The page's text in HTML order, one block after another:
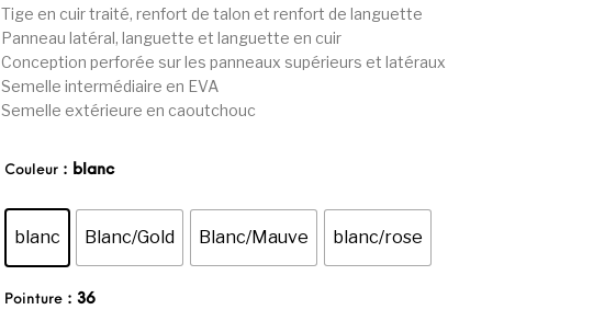
Tige en cuir traité, renfort de talon et renfort de languette
Panneau latéral, languette et languette en cuir
Conception perforée sur les panneaux supérieurs et latéraux
Semelle intermédiaire en EVA
Semelle extérieure en caoutchouc
Couleur : blanc
blanc Blanc/Gold Blanc/Mauve blanc/rose
Pointure : 36